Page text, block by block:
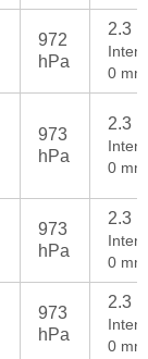
972
hPa
2.3
0
973
hPa
2.3
0
973
hPa
2.3
0
973
hPa
2.3
0